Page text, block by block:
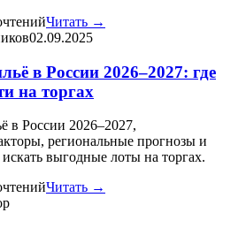
Читать →
02.09.2025
в России 2026–2027: где
на торгах
в России 2026–2027,
региональные прогнозы и
выгодные лоты на торгах.
Читать →